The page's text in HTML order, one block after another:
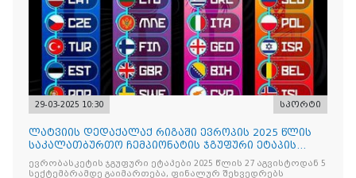
29-03-2025 10:30 სპორტი
ლატვიის დედაქალაქ რიგაში ევროპის 2025 წლის
საკალათბურთო ჩემპიონატის ჯგუფური ეტაპის
წილისყრის ცერემონია გაიმართა!
ევრობასკეტის ჯგუფური ეტაპები 2025 წლის 27 აგვისტოდან 5
სექტემბრამდე გაიმართება, ფინალურ შეხვედრებს